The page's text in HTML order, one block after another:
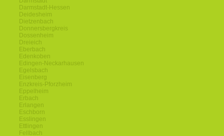
Darmstadt-Hessen
Deidesheim
Dietzenbach
Donnersbergkreis
Dossenheim
Dreieich
Eberbach
Edenkoben
Edingen-Neckarhausen
Egelsbach
Eisenberg
Enzkreis-Pforzheim
Eppelheim
Erbach
Erlangen
Eschborn
Esslingen
Ettlingen
Fellbach